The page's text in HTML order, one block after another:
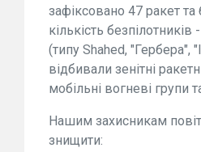
зафіксовано 47 ракет
кількість
(типу Shahed, "Гербера",
відбивали зенітні
мобільні вогневі групи
Нашим захисникам
знищити: